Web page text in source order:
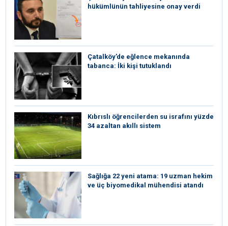
hükümlünün tahliyesine onay verdi
Çatalköy’de eğlence mekanında
tabanca: İki kişi tutuklandı
Kıbrıslı öğrencilerden su israfını yüzde
34 azaltan akıllı sistem
Sağlığa 22 yeni atama: 19 uzman hekim
ve üç biyomedikal mühendisi atandı